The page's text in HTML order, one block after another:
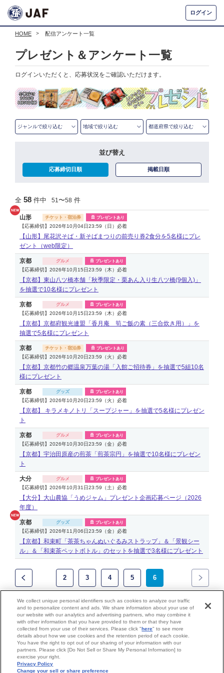
ログイン
HOME > 配信アンケート一覧
プレゼント＆アンケート一覧
ログインいただくと、応募状況をご確認いただけます。
全 58 件中 51 〜58 件
並び替え
応募締切日順 掲載日順
山形 チケット・宿泊券 プレゼントあり
【応募締切】2026年10月04日23:59（日）必着
【山形】尾花沢そば・新そばまつりの前売り券2食分を5名様にプレ
ゼント（web限定）
京都 グルメ プレゼントあり
【応募締切】2026年10月15日23:59（木）必着
【京都】東山八ツ橋本舗「秋季限定・栗あん入り生八ツ橋(9個入)」
を抽選で10名様にプレゼント
京都 グルメ プレゼントあり
【応募締切】2026年10月15日23:59（木）必着
【京都】京都府観光連盟「香月庵 筍ご飯の素（三合炊き用）」を
抽選で5名様にプレゼント
京都 チケット・宿泊券 プレゼントあり
【応募締切】2026年10月20日23:59（火）必着
【京都】京都竹の郷温泉万葉の湯「入館ご招待券」を抽選で5組10名
様にプレゼント
京都 グッズ プレゼントあり
【応募締切】2026年10月20日23:59（火）必着
【京都】 キラメキノトリ「スープジャー」を抽選で5名様にプレゼン
ト
京都 グルメ プレゼントあり
【応募締切】2026年10月30日23:59（金）必着
【京都】宇治田原産の煎茶「煎茶宗円」を抽選で10名様にプレゼン
ト
大分 グルメ プレゼントあり
【応募締切】2026年10月31日23:59（土）必着
【大分】大山農協「うめジャム」プレゼント企画応募ページ（2026
年度）
京都 グッズ プレゼントあり
【応募締切】2026年11月06日23:59（金）必着
【京都】和束町「茶茶ちゃんぬいぐるみストラップ」＆「景観シー
ル」＆「和束茶ペットボトル」のセットを抽選で3名様にプレゼント
2 3 4 5 6
JAF Mate Onlineでも
会員向けプレゼントを実施中！詳細はこちら
個人情報保護方針
We collect unique personal identifiers such as cookies to analyze our traffic
and to personalize content and ads. We share information about your use of
our website with our analytics and advertising partners, who may combine it
with other information that you have provided to them or that they have
collected from your use of their services. Please click "here" to see more
details about how we use cookies and the retention period of each cookie.
You have the right to opt out of our sharing of your information with our
partners. Please click [Do Not Sell or Share My Personal Information] to
exercise your right.
Privacy Policy
Change your sell or share preference